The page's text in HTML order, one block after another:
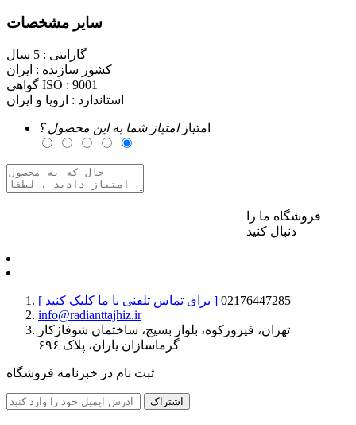
سایر مشخصات
گارانتی : 5 سال
کشور سازنده : ایران
گواهی ISO : 9001
استاندارد : اروپا و ایران
امتیازامتیاز شما به این محصول ؟
فروشگاه ما را
دنبال کنید
[ برای تماس تلفنی با ما کلیک کنید ] 02176447285
info@radianttajhiz.ir
تهران، فیروزکوه، بلوار بسیج، ساختمان شوفاژکار
گرماسازان یاران، پلاک ۶۹۶
ثبت نام در خبرنامه فروشگاه
اشتراک